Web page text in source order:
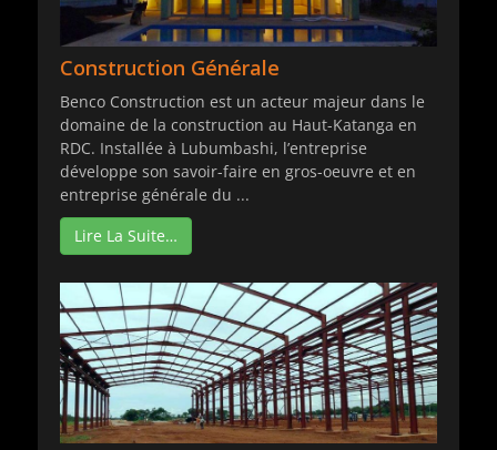
Construction Générale
Benco Construction est un acteur majeur dans le
domaine de la construction au Haut-Katanga en
RDC. Installée à Lubumbashi, l’entreprise
développe son savoir-faire en gros-oeuvre et en
entreprise générale du ...
Lire La Suite…